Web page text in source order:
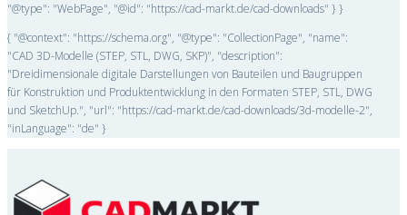
"@type": "WebPage", "@id": "https://cad-markt.de/cad-downloads" } }
{ "@context": "https://schema.org", "@type": "CollectionPage", "name":
"CAD 3D-Modelle (STEP, STL, DWG, SKP)", "description":
"Dreidimensionale digitale Darstellungen von Bauteilen und Baugruppen
für Konstruktion und Produktentwicklung in den Formaten STEP, STL, DWG
und SketchUp.", "url": "https://cad-markt.de/cad-downloads/3d-modelle-2",
"inLanguage": "de" }